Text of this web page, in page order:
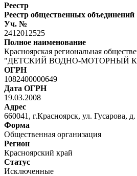
Реестр
Реестр общественных объединений
Уч. №
2412012525
Полное наименование
Красноярская региональная
"ДЕТСКИЙ ВОДНО-МОТОРНЫЙ
ОГРН
1082400000649
Дата ОГРН
19.03.2008
Адрес
660041, г.Красноярск, ул. Гусарова,
Форма
Общественная организация
Регион
Красноярский край
Статус
Исключенные